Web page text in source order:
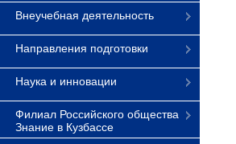
Внеучебная деятельность
Направления подготовки
Наука и инновации
Филиал Российского общества
Знание в Кузбассе